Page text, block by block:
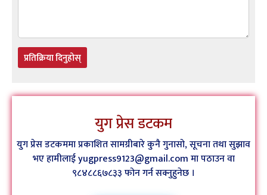
प्रतिक्रिया दिनुहोस्
युग प्रेस डटकम
युग प्रेस डटकममा प्रकाशित सामग्रीबारे कुनै गुनासो, सूचना तथा सुझाव
भए हामीलाई yugpress9123@gmail.com मा पठाउन वा
९८४८८६७८३३ फोन गर्न सक्नुहुनेछ ।